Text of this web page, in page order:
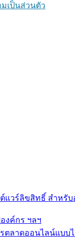
เป็นส่วนตัว
งค์กร ฯลฯ